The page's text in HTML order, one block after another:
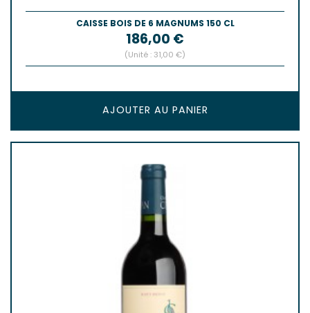
CAISSE BOIS DE 6 MAGNUMS 150 CL
Prix
186,00 €
(Unité : 31,00 €)
AJOUTER AU PANIER